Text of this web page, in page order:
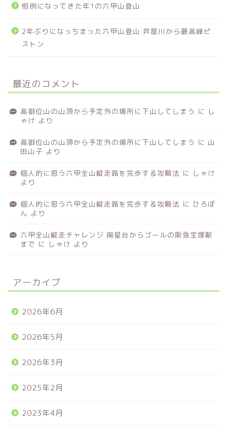
恒例になってきた年1の六甲山登山
2年ぶりになっちまった六甲山登山 芦屋川から最高峰ピ
ストン
最近のコメント
高御位山の山頂から予定外の場所に下山してしまう に し
ゃけ より
高御位山の山頂から予定外の場所に下山してしまう に 山
田山子 より
個人的に思う六甲全山縦走路を完歩する攻略法 に しゃけ
より
個人的に思う六甲全山縦走路を完歩する攻略法 に ひろぽ
ん より
六甲全山縦走チャレンジ 掬星台からゴールの阪急宝塚駅
まで に しゃけ より
アーカイブ
2026年6月
2026年5月
2026年3月
2025年2月
2023年4月